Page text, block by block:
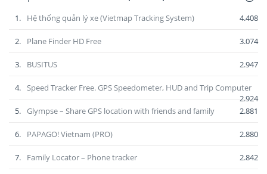
1. Hệ thống quản lý xe (Vietmap Tracking System) 4.408
2. Plane Finder HD Free 3.074
3. BUSITUS 2.947
4. Speed Tracker Free. GPS Speedometer, HUD and Trip Computer
2.924
5. Glympse – Share GPS location with friends and family 2.881
6. PAPAGO! Vietnam (PRO) 2.880
7. Family Locator – Phone tracker 2.842